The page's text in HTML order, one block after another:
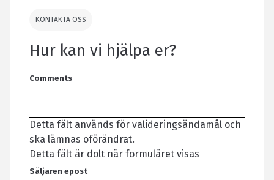
KONTAKTA OSS
Hur kan vi hjälpa er?
Comments
Detta fält används för valideringsändamål och
ska lämnas oförändrat.
Detta fält är dolt när formuläret visas
Säljaren epost